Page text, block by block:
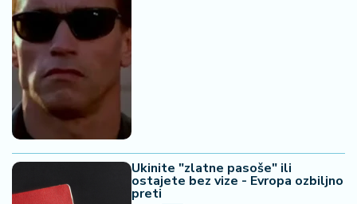
Ukinite "zlatne pasoše" ili
ostajete bez vize - Evropa ozbiljno
preti